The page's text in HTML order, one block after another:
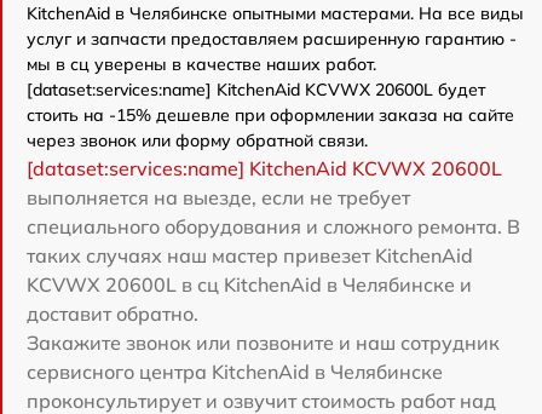
KitchenAid в Челябинске опытными мастерами. На все виды
услуг и запчасти предоставляем расширенную гарантию -
мы в сц уверены в качестве наших работ.
[dataset:services:name] KitchenAid KCVWX 20600L будет
стоить на -15% дешевле при оформлении заказа на сайте
через звонок или форму обратной связи.
[dataset:services:name] KitchenAid KCVWX 20600L
выполняется на выезде, если не требует
специального оборудования и сложного ремонта. В
таких случаях наш мастер привезет KitchenAid
KCVWX 20600L в сц KitchenAid в Челябинске и
доставит обратно.
Закажите звонок или позвоните и наш сотрудник
сервисного центра KitchenAid в Челябинске
проконсультирует и озвучит стоимость работ над